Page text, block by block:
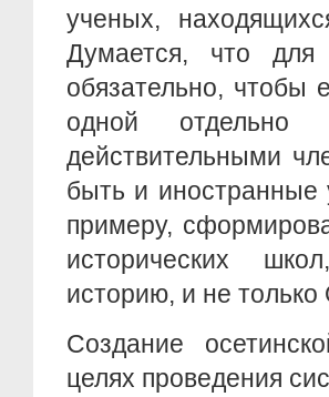
ученых,
Думается, что для
обязательно, чтобы
одной отдельно
действительными
быть и
примеру,
исторических
историю, и не только
Создание
целях проведения